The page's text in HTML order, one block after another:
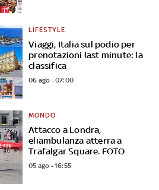
Viaggi, Italia sul podio per
prenotazioni last minute: la
classifica
LIFESTYLE
06 ago - 07:00
Attacco a Londra,
eliambulanza atterra a
Trafalgar Square. FOTO
MONDO
05 ago - 16:55